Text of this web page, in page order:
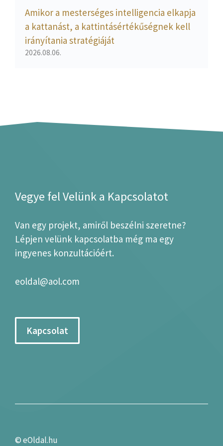
Amikor a mesterséges intelligencia elkapja
a kattanást, a kattintásértékűségnek kell
irányítania stratégiáját
2026.08.06.
Vegye fel Velünk a Kapcsolatot
Van egy projekt, amiről beszélni szeretne?
Lépjen velünk kapcsolatba még ma egy
ingyenes konzultációért.
eoldal@aol.com
Kapcsolat
©eOldal.hu